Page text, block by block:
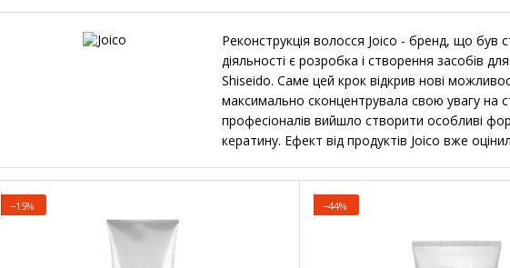
Реконструкція волосся Joico - бренд, що був
діяльності є розробка і створення засобів
Shiseido. Саме цей крок відкрив нові
максимально сконцентрувала свою увагу на
професіоналів вийшло створити особливі
кератину. Ефект від продуктів Joico вже
Косметика Joico - ідеальне рішення
Професіонали даного бренду без зупинок
препаратів. Досягти ефекту від косметики
Quadramine Complex, що за складом повністю
−15% −44%